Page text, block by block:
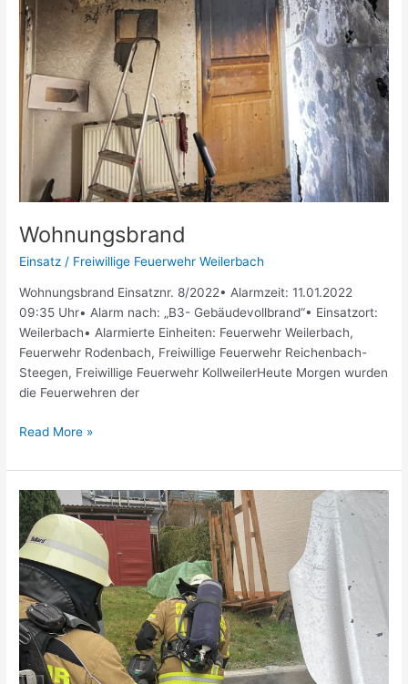
Wohnungsbrand
Einsatz / Freiwillige Feuerwehr Weilerbach
Wohnungsbrand Einsatznr. 8/2022• Alarmzeit: 11.01.2022
09:35 Uhr• Alarm nach: „B3- Gebäudevollbrand“• Einsatzort:
Weilerbach• Alarmierte Einheiten: Feuerwehr Weilerbach,
Feuerwehr Rodenbach, Freiwillige Feuerwehr Reichenbach-
Steegen, Freiwillige Feuerwehr KollweilerHeute Morgen wurden
die Feuerwehren der
Read More »
Müllbrand